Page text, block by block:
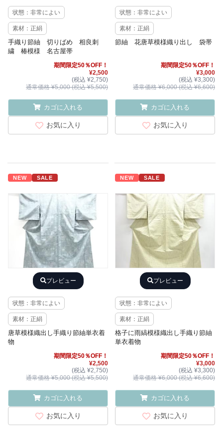
状態：非常によい
素材：正絹
手織り節紬 切りばめ 相良刺
繍 椿模様 名古屋帯
期間限定50％OFF！
¥2,500
(税込 ¥2,750)
通常価格 ¥5,000 (税込 ¥5,500)
カゴに入れる
お気に入り
状態：非常によい
素材：正絹
節紬 花唐草模様織り出し 袋帯
期間限定50％OFF！
¥3,000
(税込 ¥3,300)
通常価格 ¥6,000 (税込 ¥6,600)
カゴに入れる
お気に入り
NEW SALE
プレビュー
状態：非常によい
素材：正絹
唐草模様織出し手織り節紬単衣着
物
期間限定50％OFF！
¥2,500
(税込 ¥2,750)
通常価格 ¥5,000 (税込 ¥5,500)
カゴに入れる
お気に入り
NEW SALE
プレビュー
状態：非常によい
素材：正絹
格子に雨縞模様織出し手織り節紬
単衣着物
期間限定50％OFF！
¥3,000
(税込 ¥3,300)
通常価格 ¥6,000 (税込 ¥6,600)
カゴに入れる
お気に入り